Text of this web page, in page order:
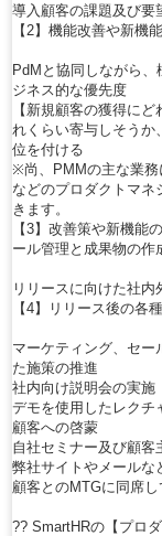
導入顧客の課題及び要
【2】機能改善や新機
PdMと協同しながら
ジネス的な優先度
【新規顧客の獲得に
れくらい寄与しそうか
位を付ける
※尚、PMMの主な業務
などのプロダクトマ
きます。
【3】改善策や新機能
ール管理と成果物の作
リリースに向けた社
【4】リリース後の各
マーケティング、セー
た施策の推進
社内向け説明会の実施
デモを使用したレクチ
顧客への啓蒙
自社セミナー及び顧客
弊社サイトやメール
顧客とのMTGに同席
?? SmartHRの【プロ